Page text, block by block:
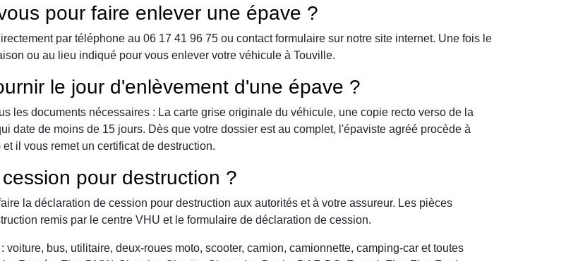
pour faire enlever une épave ?
par téléphone au 06 17 41 96 75 ou contact formulaire sur notre site internet. Une fois le
ou au lieu indiqué pour vous enlever votre véhicule à Touville.
le jour d'enlèvement d'une épave ?
les documents nécessaires : La carte grise originale du véhicule, une copie recto verso de la
date de moins de 15 jours. Dès que votre dossier est au complet, l'épaviste agréé procède à
il vous remet un certificat de destruction.
pour destruction ?
la déclaration de cession pour destruction aux autorités et à votre assureur. Les pièces
remis par le centre VHU et le formulaire de déclaration de cession.
bus, utilitaire, deux-roues moto, scooter, camion, camionnette, camping-car et toutes